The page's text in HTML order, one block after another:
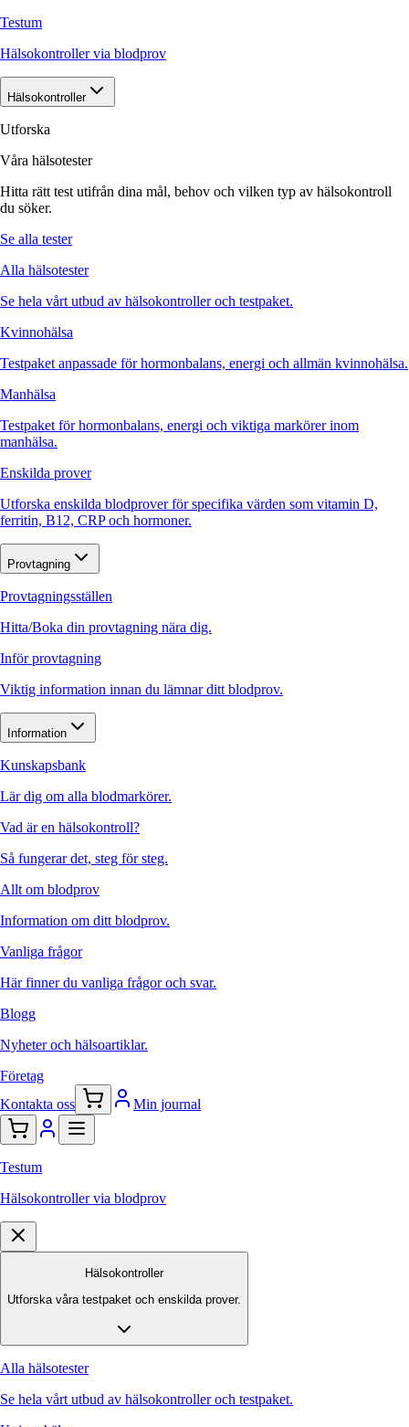
Testum
Hälsokontroller via blodprov
Hälsokontroller
Utforska
Våra hälsotester
Hitta rätt test utifrån dina mål, behov och vilken typ av hälsokontroll
du söker.
Se alla tester
Alla hälsotester
Se hela vårt utbud av hälsokontroller och testpaket.
Kvinnohälsa
Testpaket anpassade för hormonbalans, energi och allmän kvinnohälsa.
Manhälsa
Testpaket för hormonbalans, energi och viktiga markörer inom
manhälsa.
Enskilda prover
Utforska enskilda blodprover för specifika värden som vitamin D,
ferritin, B12, CRP och hormoner.
Provtagning
Provtagningsställen
Hitta/Boka din provtagning nära dig.
Inför provtagning
Viktig information innan du lämnar ditt blodprov.
Information
Kunskapsbank
Lär dig om alla blodmarkörer.
Vad är en hälsokontroll?
Så fungerar det, steg för steg.
Allt om blodprov
Information om ditt blodprov.
Vanliga frågor
Här finner du vanliga frågor och svar.
Blogg
Nyheter och hälsoartiklar.
Företag
Kontakta oss
Min journal
Testum
Hälsokontroller via blodprov
Hälsokontroller
Utforska våra testpaket och enskilda prover.
Alla hälsotester
Se hela vårt utbud av hälsokontroller och testpaket.